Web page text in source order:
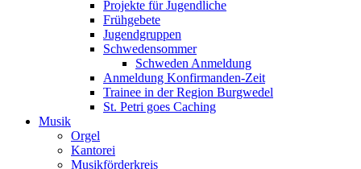
Projekte für Jugendliche
Frühgebete
Jugendgruppen
Schwedensommer
Schweden Anmeldung
Anmeldung Konfirmanden-Zeit
Trainee in der Region Burgwedel
St. Petri goes Caching
Musik
Orgel
Kantorei
Musikförderkreis